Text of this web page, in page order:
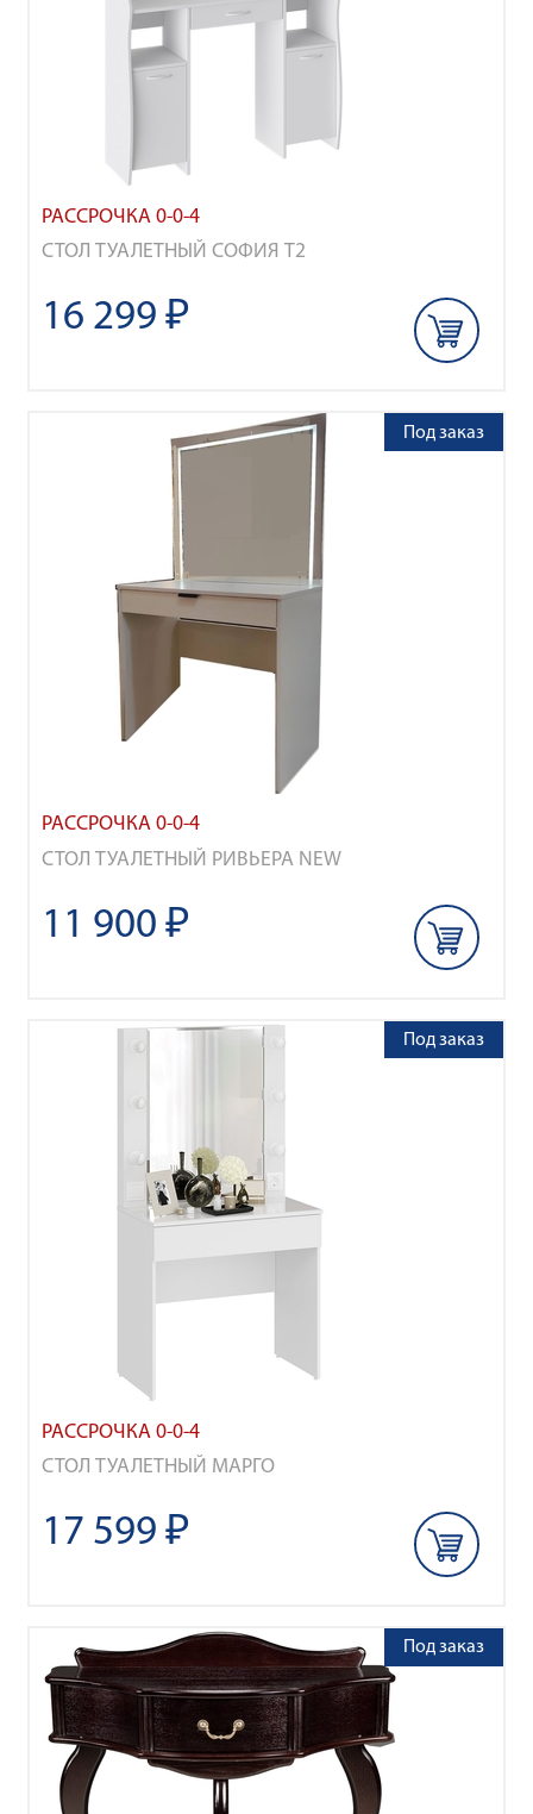
РАССРОЧКА 0-0-4
СТОЛ ТУАЛЕТНЫЙ СОФИЯ Т2
16 299 ₽
РАССРОЧКА 0-0-4
СТОЛ ТУАЛЕТНЫЙ РИВЬЕРА NEW
Под заказ
11 900 ₽
РАССРОЧКА 0-0-4
СТОЛ ТУАЛЕТНЫЙ МАРГО
Под заказ
17 599 ₽
Под заказ